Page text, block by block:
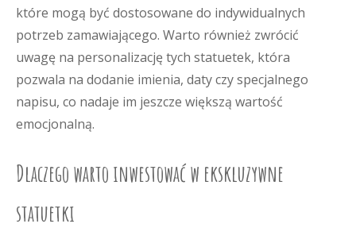
które mogą być dostosowane do indywidualnych
potrzeb zamawiającego. Warto również zwrócić
uwagę na personalizację tych statuetek, która
pozwala na dodanie imienia, daty czy specjalnego
napisu, co nadaje im jeszcze większą wartość
emocjonalną.
Dlaczego warto inwestować w ekskluzywne
statuetki